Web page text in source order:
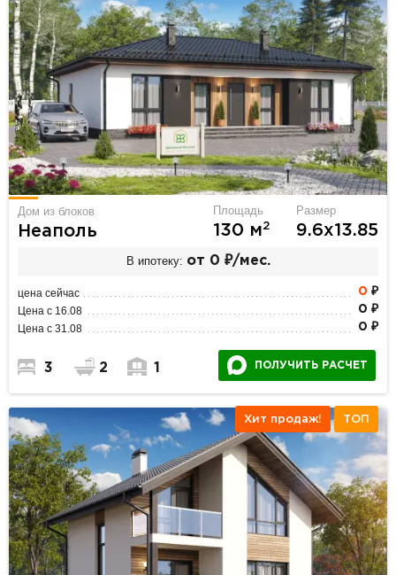
Дом из блоков
Неаполь
Площадь
130 м2
Размер
9.6х13.85
В ипотеку: от 0 ₽/мес.
цена сейчас 0 ₽
Цена с 16.08 0 ₽
Цена с 31.08 0 ₽
3 2 1 ПОЛУЧИТЬ РАСЧЕТ
Хит продаж! ТОП